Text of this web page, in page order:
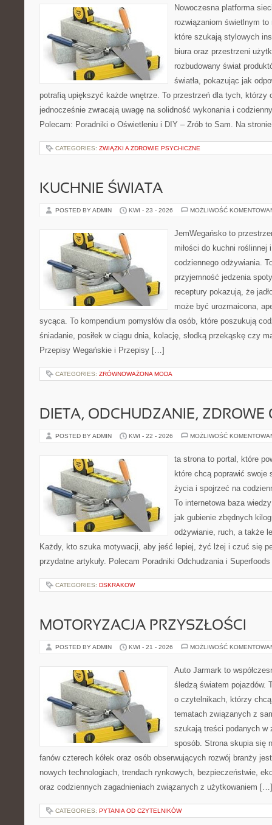
Nowoczesna platforma
rozwiązaniom świetlnym
które szukają stylowych
biura oraz przestrzeni
rozbudowany świat
światła, pokazując jak
potrafią upiększyć każde wnętrze. To przestrzeń dla tych, którzy
jednocześnie zwracają uwagę na solidność wykonania i
Polecam: Poradniki o Oświetleniu i DIY – Zrób to Sam. Na
CATEGORIES: ZWIĄZKI A ZDROWIE PSYCHICZNE
KUCHNIE ŚWIATA
POSTED BY ADMIN KWI - 23 - 2026 MOŻLIWOŚĆ
JemWegańsko to
miłości do kuchni roślinnej
codziennego odżywiania.
przyjemność jedzenia
receptury pokazują, że
może być urozmaicona,
sycąca. To kompendium pomysłów dla osób, które poszukują
śniadanie, posiłek w ciągu dnia, kolację, słodką przekąskę czy
Przepisy Wegańskie i Przepisy […]
CATEGORIES: ZRÓWNOWAŻONA MODA
DIETA, ODCHUDZANIE, ZDROWE
POSTED BY ADMIN KWI - 22 - 2026 MOŻLIWOŚĆ
ta strona to portal, które
które chcą poprawić
życia i spojrzeć na
To internetowa baza
jak gubienie zbędnych
odżywianie, ruch, a także
Każdy, kto szuka motywacji, aby jeść lepiej, żyć lżej i czuć się
przydatne artykuły. Polecam Poradniki Odchudzania i
CATEGORIES: DSKRAKOW
MOTORYZACJA PRZYSZŁOŚCI
POSTED BY ADMIN KWI - 21 - 2026 MOŻLIWOŚĆ
Auto Jarmark to
śledzą światem pojazdów.
o czytelnikach, którzy
tematach związanych z
szukają treści podanych w
sposób. Strona skupia się
fanów czterech kółek oraz osób obserwujących rozwój branży
nowych technologiach, trendach rynkowych, bezpieczeństwie,
oraz codziennych zagadnieniach związanych z użytkowaniem […]
CATEGORIES: PYTANIA OD CZYTELNIKÓW